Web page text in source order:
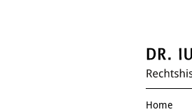
Home